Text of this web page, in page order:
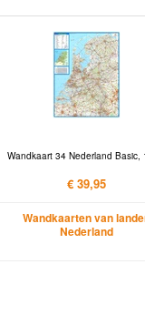
Wandkaart 34 Nederland Basic,
€ 39,95
Wandkaarten van
Nederland